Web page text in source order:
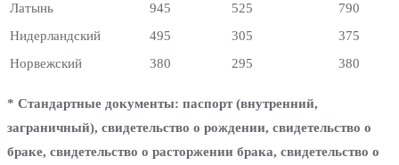
Латынь
945 525
790
Нидерландский
495 305
375
Норвежский
380 295 380
* Стандартные документы: паспорт (внутренний,
заграничный), свидетельство о рождении, свидетельство о
браке, свидетельство о расторжении брака, свидетельство о